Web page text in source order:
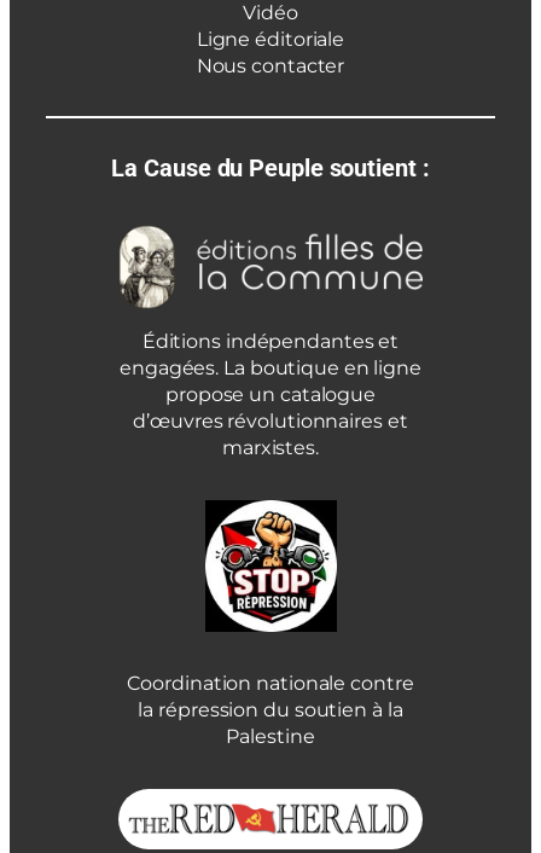
Vidéo
Ligne éditoriale
Nous contacter
La Cause du Peuple soutient :
Éditions indépendantes et
engagées. La boutique en ligne
propose un catalogue
d’œuvres révolutionnaires et
marxistes.
Coordination nationale contre
la répression du soutien à la
Palestine